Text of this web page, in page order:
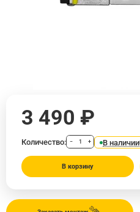
3 490 ₽
Количество: − + В наличии
В корзину